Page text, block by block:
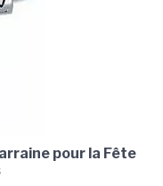
pour la Fête